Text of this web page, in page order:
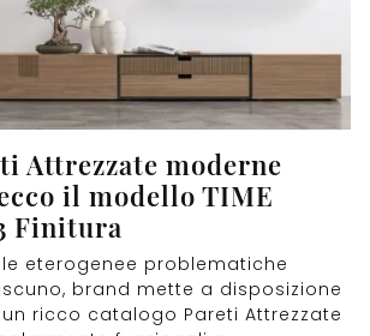
Attrezzate moderne
il modello TIME
Finitura
eterogenee problematiche
brand mette a disposizione
ricco catalogo Pareti Attrezzate